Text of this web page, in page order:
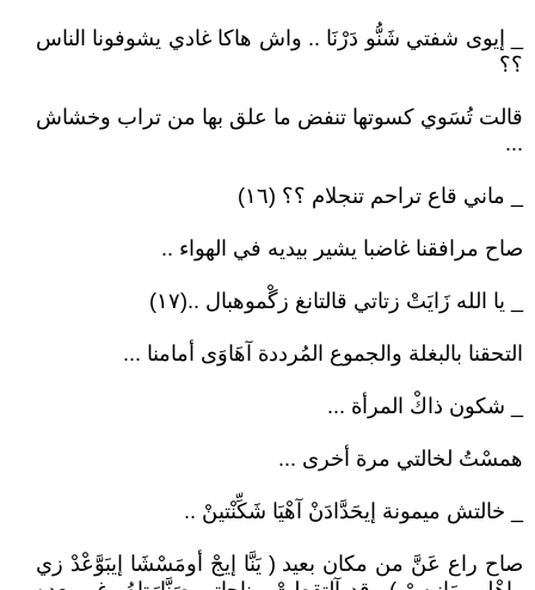
_ إيوى شفتي شَنُّو دَرْنَا .. واش هاكا غادي يشوفونا الناس
؟؟
قالت تُسَوي كسوتها تنفض ما علق بها من تراب وخشاش
...
_ ماني قاع تراحم تنجلام ؟؟ (١٦)
صاح مرافقنا غاضبا يشير بيديه في الهواء ..
_ يا الله زَايَتْ زتاتي قالتانغ زگْموهبال ..(١٧)
التحقنا بالبغلة والجموع المُرددة آهَاوَى أمامنا ...
_ شكون ذاكْ المرأة ...
همسْتُ لخالتي مرة أخرى ...
_ خالتش ميمونة إيحَدَّادَنْ آهْيَا شَكِّنْتينْ ..
صاح راع عَنَّ من مكان بعيد ( يَنَّا إيجْ أومَسْشَا إيبَوَّعْدْ زي